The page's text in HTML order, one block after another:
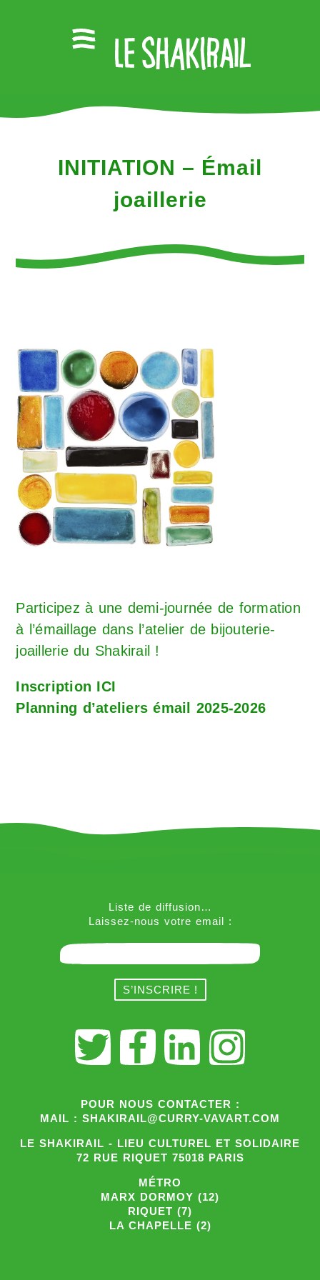
INITIATION – Émail
joaillerie
Participez à une demi-journée de formation
à l’émaillage dans l’atelier de bijouterie-
joaillerie du Shakirail !
Inscription ICI
Planning d’ateliers émail 2025-2026
Liste de diffusion…
Laissez-nous votre email :
POUR NOUS CONTACTER :
MAIL : SHAKIRAIL@CURRY-VAVART.COM
LE SHAKIRAIL - LIEU CULTUREL ET SOLIDAIRE
72 RUE RIQUET 75018 PARIS
MÉTRO
MARX DORMOY (12)
RIQUET (7)
LA CHAPELLE (2)